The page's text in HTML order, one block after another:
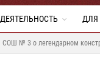
ДЕЯТЕЛЬНОСТЬ ДЛЯ
СОШ № 3 о легендарном